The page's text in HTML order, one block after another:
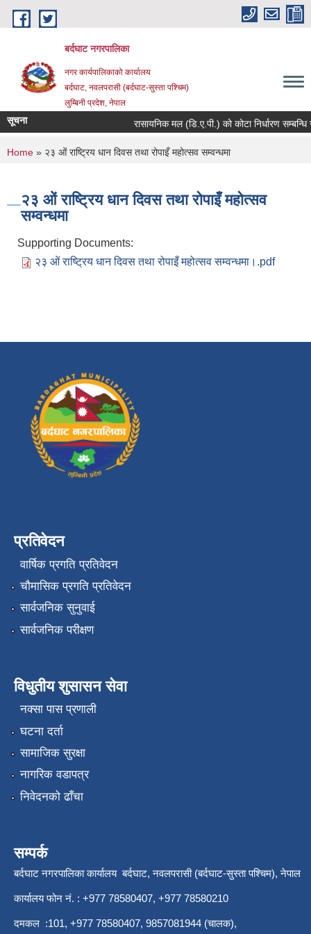
Skip to main content
बर्दघाट नगरपालिका
नगर कार्यपालिकाको कार्यालय
बर्दघाट, नवलपरासी (बर्दघाट-सुस्ता पश्चिम)
लुम्बिनी प्रदेश, नेपाल
सूचना रासायनिक मल (डि.ए.पी.) को कोटा निर्धारण सम्बन्धि
You are here
Home » २३ ओं राष्ट्रिय धान दिवस तथा रोपाइँ महोत्सव सम्वन्धमा
२३ ओं राष्ट्रिय धान दिवस तथा रोपाइँ महोत्सव
सम्वन्धमा
Supporting Documents:
२३ ओं राष्ट्रिय धान दिवस तथा रोपाइँ महोत्सव सम्वन्धमा।.pdf
प्रतिवेदन
वार्षिक प्रगति प्रतिवेदन
चौमासिक प्रगति प्रतिवेदन
सार्वजनिक सुनुवाई
सार्वजनिक परीक्षण
विधुतीय शुसासन सेवा
नक्सा पास प्रणाली
घटना दर्ता
सामाजिक सुरक्षा
नागरिक वडापत्र
निवेदनको ढाँचा
सम्पर्क
बर्दघाट नगरपालिका कार्यालय बर्दघाट, नवलपरासी (बर्दघाट-सुस्ता पश्चिम), नेपाल
कार्यालय फोन नं. : +977 78580407, +977 78580210
दमकल :101, +977 78580407, 9857081944 (चालक),